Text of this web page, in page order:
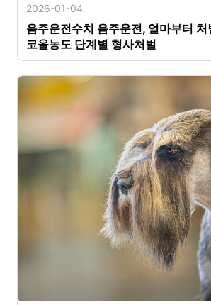
2026-01-04
음주운전수치 음주운전, 얼마부터
코올농도 단계별 형사처벌